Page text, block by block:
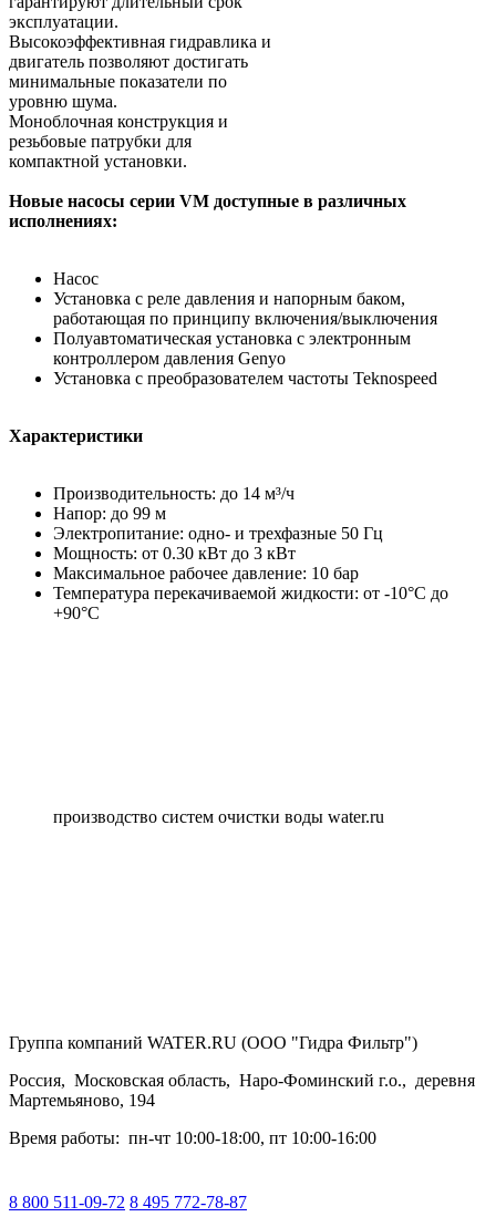
эксплуатации.
Высокоэффективная гидравлика и
двигатель позволяют достигать
минимальные показатели по
уровню шума.
Моноблочная конструкция и
резьбовые патрубки для
компактной установки.
Новые насосы серии VM доступные в различных
исполнениях:
Насос
Установка с реле давления и напорным баком,
работающая по принципу включения/выключения
Полуавтоматическая установка с электронным
контроллером давления Genyo
Установка с преобразователем частоты Teknospeed
Характеристики
Производительность: до 14 м³/ч
Напор: до 99 м
Электропитание: одно- и трехфазные 50 Гц
Мощность: от 0.30 кВт до 3 кВт
Максимальное рабочее давление: 10 бар
Температура перекачиваемой жидкости: от -10°C до
+90°C
производство систем очистки воды water.ru
Группа компаний WATER.RU (ООО "Гидра Фильтр")
Россия, Московская область, Наро-Фоминский г.о., деревня
Мартемьяново, 194
Время работы: пн-чт 10:00-18:00, пт 10:00-16:00
8 800 511-09-72 8 495 772-78-87